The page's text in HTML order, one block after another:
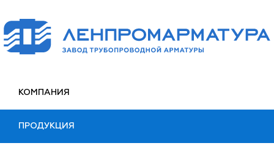
КОМПАНИЯ
ПРОДУКЦИЯ